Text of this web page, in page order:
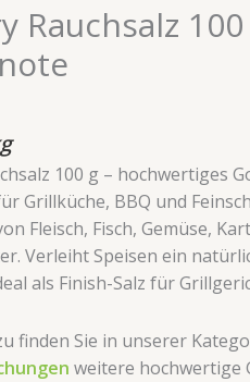
Rauchsalz
100 g – hochwertiges
Grillküche, BBQ und
Fleisch, Fisch, Gemüse,
Verleiht Speisen ein
als Finish-Salz für
finden Sie in unserer
weitere hochwertige